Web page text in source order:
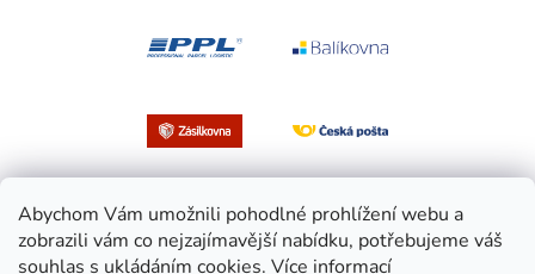
Abychom Vám umožnili pohodlné prohlížení webu a
zobrazili vám co nejzajímavější nabídku, potřebujeme váš
souhlas s ukládáním cookies. Více informací